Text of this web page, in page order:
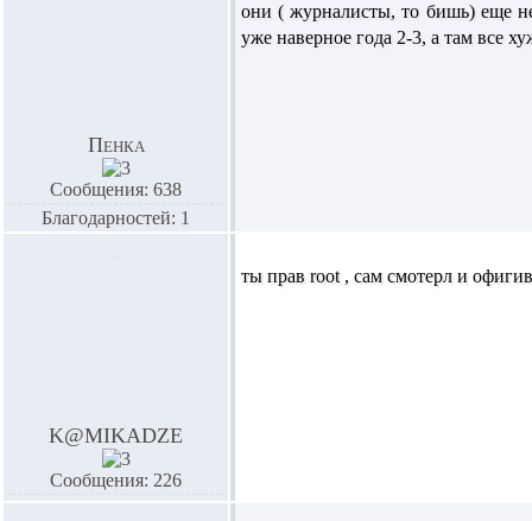
Пенка
Сообщения: 638
Благодарностей: 1
они ( журналисты, то бишь) еще
уже наверное года 2-3, а там все
K@MIKADZE
Сообщения: 226
ты прав root , сам смотерл и